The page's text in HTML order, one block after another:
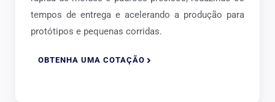
tempos de entrega e acelerando a produção para
protótipos e pequenas corridas.
OBTENHA UMA COTAÇÃO